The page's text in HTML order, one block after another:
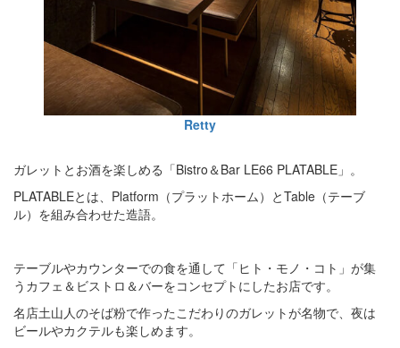
Retty
ガレットとお酒を楽しめる「Bistro＆Bar LE66 PLATABLE」。
PLATABLEとは、Platform（プラットホーム）とTable（テーブ
ル）を組み合わせた造語。
テーブルやカウンターでの食を通して「ヒト・モノ・コト」が集
うカフェ＆ビストロ＆バーをコンセプトにしたお店です。
名店土山人のそば粉で作ったこだわりのガレットが名物で、夜は
ビールやカクテルも楽しめます。